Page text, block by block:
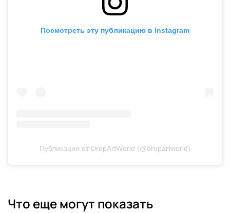
Посмотреть эту публикацию в Instagram
Публикация от DropArtWorld (@dropartworld)
Что еще могут показать